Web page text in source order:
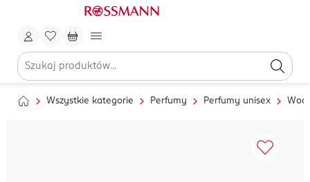
Wszystkie kategorie Perfumy Perfumy unisex